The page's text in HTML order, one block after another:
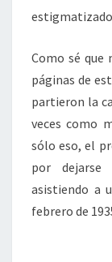
Como sé que
páginas de
partieron la
veces como
sólo eso, el
por dejarse
asistiendo a
febrero de